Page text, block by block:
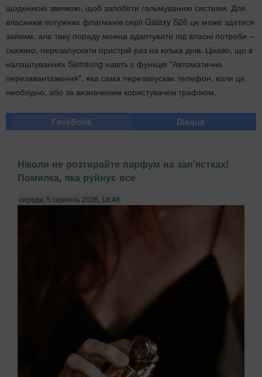
щоденною звичкою, щоб запобігти гальмуванню системи. Для
власників потужних флагманів серії Galaxy S26 це може здатися
зайвим, але таку пораду можна адаптувати під власні потреби –
скажімо, перезапускати пристрій раз на кілька днів. Цікаво, що в
налаштуваннях Samsung навіть є функція "Автоматичне
перезавантаження", яка сама перезапускає телефон, коли це
необхідно, або за визначеним користувачем графіком.
FaceBook Disqus
Ніколи не розтирайте парфум на зап'ястках!
Помилка, яка руйнує все
середа, 5 серпень 2026, 18:48